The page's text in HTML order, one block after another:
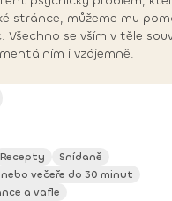
stránce, můžeme mu
Všechno se vším v těle
i vzájemně.
Recepty
Snídaně
večeře do 30 minut
a vafle